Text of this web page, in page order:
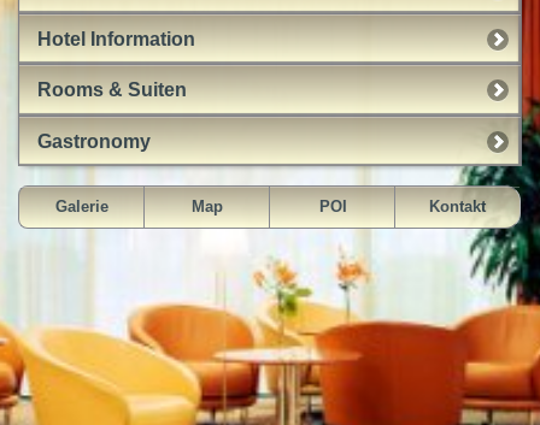
Hotel Information
Rooms & Suiten
Gastronomy
Galerie Map POI Kontakt